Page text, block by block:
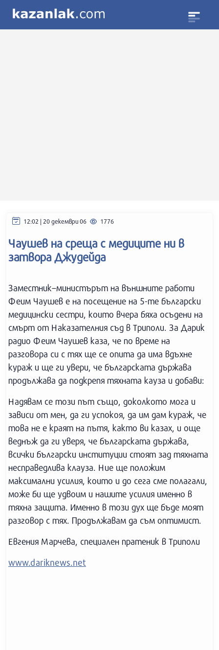
12:02 | 20 декември 06 1776
Чаушев на среща с медиците ни в
затвора Джудейда
Заместник–министърът на външните работи
Феим Чаушев е на посещение на 5-те български
медицински сестри, които вчера бяха осъдени на
смърт от Наказателния съд в Триполи. За Дарик
радио Феим Чаушев каза, че по време на
разговора си с тях ще се опита да има вдъхне
кураж и ще ги увери, че българската държава
продължава да подкрепя тяхната кауза и добави:
Надявам се този път също, доколкото мога и
зависи от мен, да ги успокоя, да им дам кураж, че
това не е краят на пътя, както ви казах, и още
веднъж да ги уверя, че българската държава,
всички български институции стоят зад тяхната
несправедлива клауза. Ние ще положим
максимални усилия, които и до сега сме полагали,
може би ще удвоим и нашите усилия именно в
тяхна защита. Именно в този дух ще бъде моят
разговор с тях. Продължавам да съм оптимист.
Евгения Марчева, специален пратеник в Триполи
www.dariknews.net